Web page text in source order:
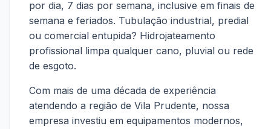
por dia, 7 dias por semana, inclusive em finais de
semana e feriados. Tubulação industrial, predial
ou comercial entupida? Hidrojateamento
profissional limpa qualquer cano, pluvial ou rede
de esgoto.
Com mais de uma década de experiência
atendendo a região de Vila Prudente, nossa
empresa investiu em equipamentos modernos,